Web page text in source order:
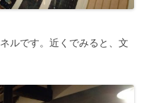
ルです。近くでみると、文